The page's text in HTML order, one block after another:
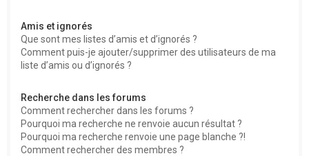
Amis et ignorés
Que sont mes listes d’amis et d’ignorés ?
Comment puis-je ajouter/supprimer des utilisateurs de ma
liste d’amis ou d’ignorés ?
Recherche dans les forums
Comment rechercher dans les forums ?
Pourquoi ma recherche ne renvoie aucun résultat ?
Pourquoi ma recherche renvoie une page blanche ?!
Comment rechercher des membres ?